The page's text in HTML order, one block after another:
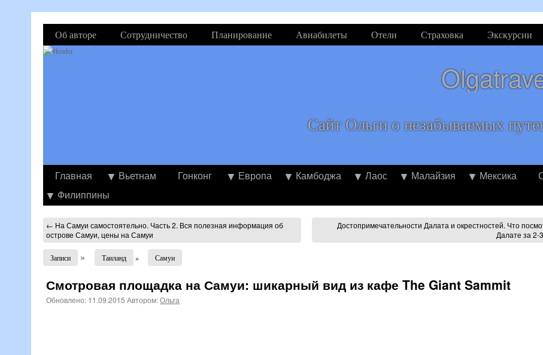
Об авторе Сотрудничество Планирование Авиабилеты Отели Страховка Экскурсии
Сайт Ольги о незабываемых
Главная Вьетнам Гонконг Европа Камбоджа Лаос Малайзия Мексика
Филиппины
← На Самуи самостоятельно. Часть 2. Вся полезная информация об
острове Самуи, цены на Самуи
Достопримечательности Далата и окрестностей. Что
Далате за 2-
Записи » Таиланд » Самуи
Смотровая площадка на Самуи: шикарный вид из кафе The Giant Sammit
Обновлено: 11.09.2015 Автором:Ольга